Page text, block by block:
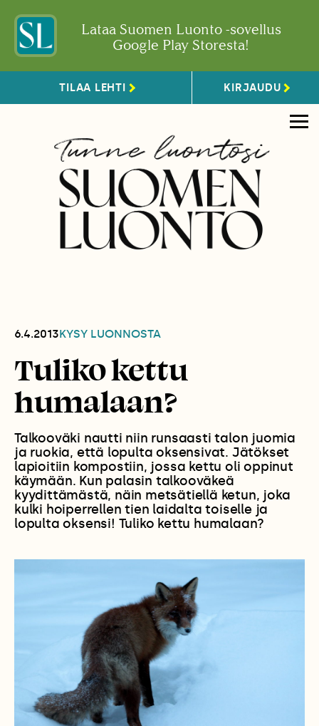
Lataa Suomen Luonto -sovellus
Google Play Storesta!
TILAA LEHTI KIRJAUDU
6.4.2013KYSY LUONNOSTA
Tuliko kettu
humalaan?
Talkooväki nautti niin runsaasti talon juomia
ja ruokia, että lopulta oksensivat. Jätökset
lapioitiin kompostiin, jossa kettu oli oppinut
käymään. Kun palasin talkooväkeä
kyydittämästä, näin metsätiellä ketun, joka
kulki hoiperrellen tien laidalta toiselle ja
lopulta oksensi! Tuliko kettu humalaan?